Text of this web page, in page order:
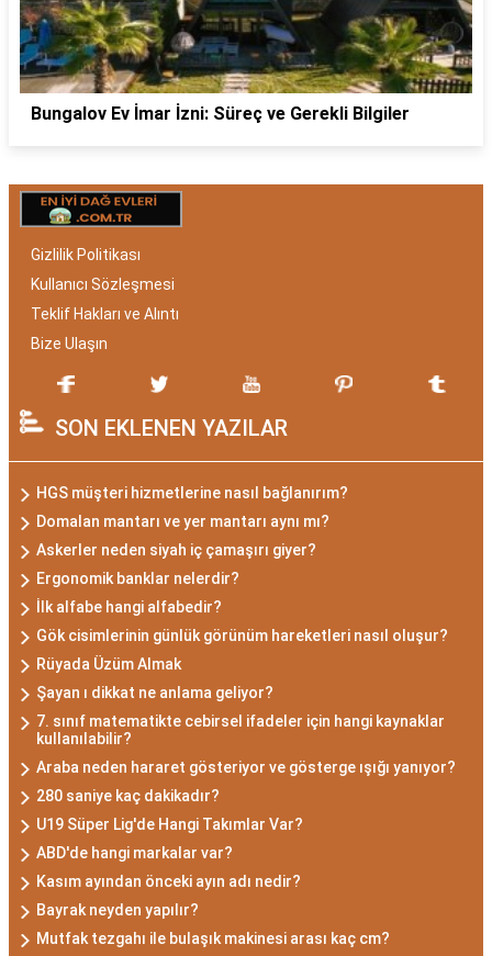
Bungalov Ev İmar İzni: Süreç ve Gerekli Bilgiler
Gizlilik Politikası
Kullanıcı Sözleşmesi
Teklif Hakları ve Alıntı
Bize Ulaşın
SON EKLENEN YAZILAR
HGS müşteri hizmetlerine nasıl bağlanırım?
Domalan mantarı ve yer mantarı aynı mı?
Askerler neden siyah iç çamaşırı giyer?
Ergonomik banklar nelerdir?
İlk alfabe hangi alfabedir?
Gök cisimlerinin günlük görünüm hareketleri nasıl oluşur?
Rüyada Üzüm Almak
Şayan ı dikkat ne anlama geliyor?
7. sınıf matematikte cebirsel ifadeler için hangi kaynaklar
kullanılabilir?
Araba neden hararet gösteriyor ve gösterge ışığı yanıyor?
280 saniye kaç dakikadır?
U19 Süper Lig'de Hangi Takımlar Var?
ABD'de hangi markalar var?
Kasım ayından önceki ayın adı nedir?
Bayrak neyden yapılır?
Mutfak tezgahı ile bulaşık makinesi arası kaç cm?